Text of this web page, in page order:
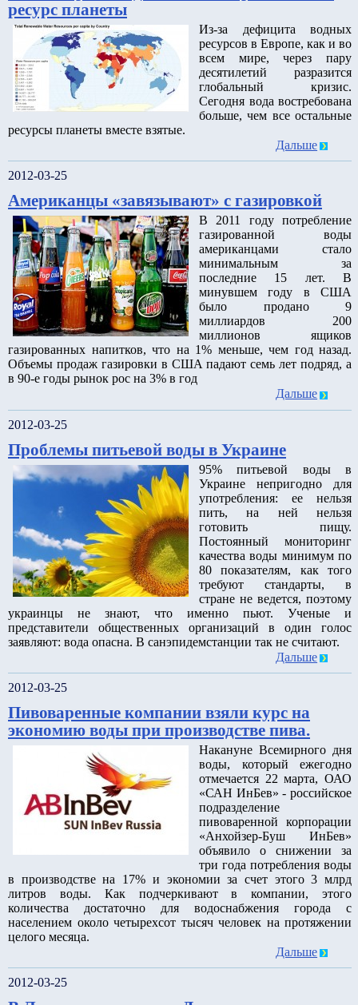
ресурс планеты
Из-за дефицита водных
ресурсов в Европе, как и во
всем мире, через пару
десятилетий разразится
глобальный кризис.
Сегодня вода востребована
больше, чем все остальные
ресурсы планеты вместе взятые.
Дальше
2012-03-25
Американцы «завязывают» с газировкой
В 2011 году потребление
газированной воды
американцами стало
минимальным за
последние 15 лет. В
минувшем году в США
было продано 9
миллиардов 200
миллионов ящиков
газированных напитков, что на 1% меньше, чем год назад.
Объемы продаж газировки в США падают семь лет подряд, а
в 90-е годы рынок рос на 3% в год
Дальше
2012-03-25
Проблемы питьевой воды в Украине
95% питьевой воды в
Украине непригодно для
употребления: ее нельзя
пить, на ней нельзя
готовить пищу.
Постоянный мониторинг
качества воды минимум по
80 показателям, как того
требуют стандарты, в
стране не ведется, поэтому
украинцы не знают, что именно пьют. Ученые и
представители общественных организаций в один голос
заявляют: вода опасна. В санэпидемстанции так не считают.
Дальше
2012-03-25
Пивоваренные компании взяли курс на
экономию воды при производстве пива.
Накануне Всемирного дня
воды, который ежегодно
отмечается 22 марта, ОАО
«САН ИнБев» - российское
подразделение
пивоваренной корпорации
«Анхойзер-Буш ИнБев»
объявило о снижении за
три года потребления воды
в производстве на 17% и экономии за счет этого 3 млрд
литров воды. Как подчеркивают в компании, этого
количества достаточно для водоснабжения города с
населением около четырехсот тысяч человек на протяжении
целого месяца.
Дальше
2012-03-25